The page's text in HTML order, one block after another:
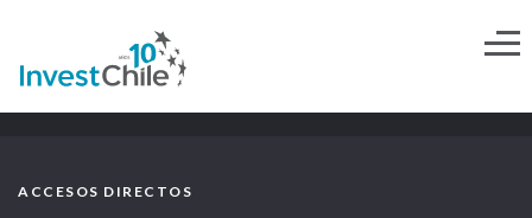
ACCESOS DIRECTOS